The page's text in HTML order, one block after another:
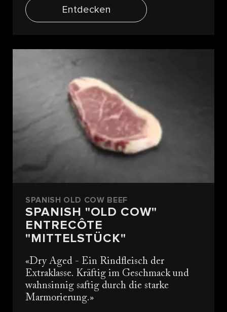
Entdecken
SPANISH OLD COW BEEF
SPANISH "OLD COW"
ENTRECÔTE
"MITTELSTÜCK"
Dry Aged - Ein Rindfleisch der
Extraklasse. Kräftig im Geschmack und
wahnsinnig saftig durch die starke
Marmorierung.